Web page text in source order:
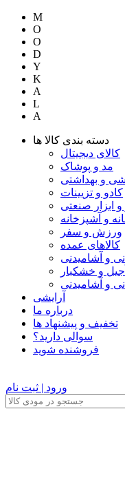
M
O
O
D
Y
K
A
L
A
دسته بندی کالا ها
کالای دیجیتال
مد و پوشاک
و بهداشتی
کادو و تزیینات
ابزار صنعتی
و آشپزخانه
ورزش و سفر
کالاهای عمده
و آشامیدنی
آجیل و خشکبار
و آشامیدنی
آرایشی
درباره ما
تخفیف و پیشنهاد ها
سوالی دارید؟
فروشنده شوید
ورود | ثبت نام